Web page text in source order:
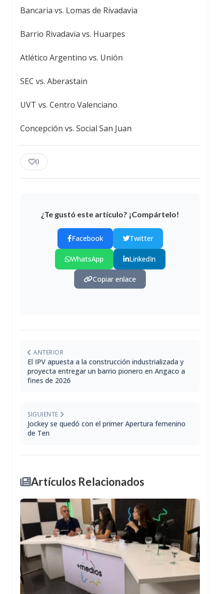
Bancaria vs. Lomas de Rivadavia
Barrio Rivadavia vs. Huarpes
Atlético Argentino vs. Unión
SEC vs. Aberastain
UVT vs. Centro Valenciano
Concepción vs. Social San Juan
0
¿Te gustó este artículo? ¡Compártelo!
Facebook Twitter
WhatsApp LinkedIn
Copiar enlace
ANTERIOR
El IPV apuesta a la construcción industrializada y
proyecta entregar un barrio pionero en Angaco a
fines de 2026
SIGUIENTE
Jockey se quedó con el primer Apertura femenino
de Ten
Artículos Relacionados